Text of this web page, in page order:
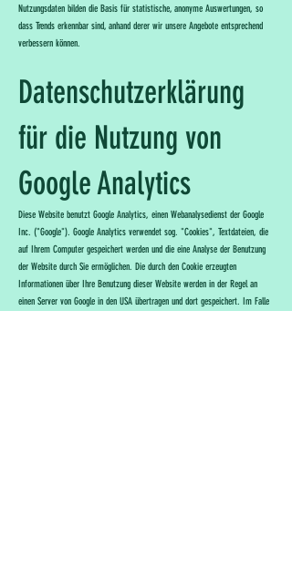
Nutzungsdaten bilden die Basis für statistische, anonyme Auswertungen, so
dass Trends erkennbar sind, anhand derer wir unsere Angebote entsprechend
verbessern können.
Datenschutzerklärung
für die Nutzung von
Google Analytics
Diese Website benutzt Google Analytics, einen Webanalysedienst der Google
Inc. ("Google"). Google Analytics verwendet sog. "Cookies", Textdateien, die
auf Ihrem Computer gespeichert werden und die eine Analyse der Benutzung
der Website durch Sie ermöglichen. Die durch den Cookie erzeugten
Informationen über Ihre Benutzung dieser Website werden in der Regel an
einen Server von Google in den USA übertragen und dort gespeichert. Im Falle